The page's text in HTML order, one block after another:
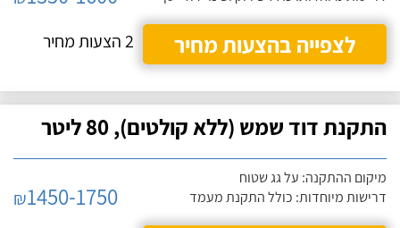
לצפייה בהצעות מחיר
2 הצעות מחיר
התקנת דוד שמש (ללא קולטים), 80 ליטר
מיקום ההתקנה: על גג שטוח
דרישות מיוחדות: כולל התקנת מעמד
₪1450-1750